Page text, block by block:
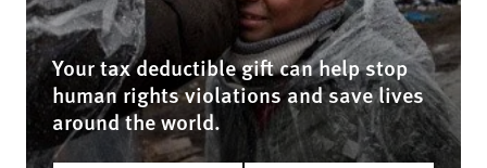
Your tax deductible gift can help stop
human rights violations and save lives
around the world.